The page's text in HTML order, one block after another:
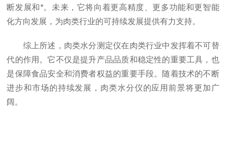
断发展和*。未来，它将向着更高精度、更多功能和更智能
化方向发展，为肉类行业的可持续发展提供有力支持。
综上所述，肉类水分测定仪在肉类行业中发挥着不可替
代的作用。它不仅是提升产品品质和稳定性的重要工具，也
是保障食品安全和消费者权益的重要手段。随着技术的不断
进步和市场的持续发展，肉类水分仪的应用前景将更加广
阔。